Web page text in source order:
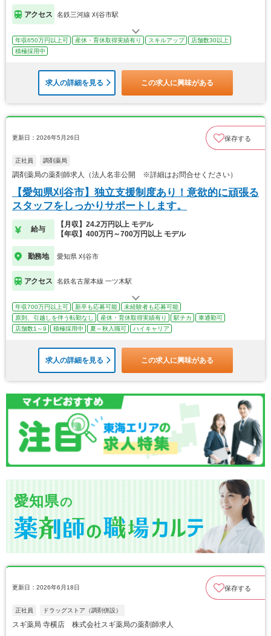
アクセス 名鉄三河線 刈谷市駅
年収650万円以上可 産休・育休取得実績有り スキルアップ
店舗数30以上
積極採用中
求人の詳細を見る この求人に興味がある
更新日：2026年5月26日 保存する
正社員 調剤薬局
調剤薬局の薬剤師求人（法人名非公開 ※詳細はお問合せください）
【愛知県刈谷市】独立支援制度あり！意欲的に頑張る
スタッフをしっかりサポートします。
給与
【月収】24.2万円以上 モデル
【年収】400万円～700万円以上 モデル
勤務地 愛知県 刈谷市
アクセス 名鉄名古屋本線 一ツ木駅
年収700万円以上可 新卒も応募可能
未経験者も応募可能
原則、引越しを伴う転勤なし
産休・育休取得実績有り 駅チカ
車通勤可
店舗数1～9
積極採用中 夏～秋入職可 ハイキャリア
求人の詳細を見る この求人に興味がある
愛知県の
更新日：2026年6月18日 保存する
正社員 ドラッグストア（調剤併設）
スギ薬局 寺横店 株式会社スギ薬局の薬剤師求人